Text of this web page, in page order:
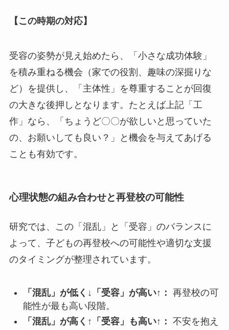
【この時期の対応】
受容の姿勢が見え始めたら、「小さな成功体験」
を積み重ねる機会（家での役割、趣味の深掘りな
ど）を提供し、「主体性」を尊重することが回復
の大きな後押しとなります。たとえば上記「工
作」なら、「ちょうど〇〇が欲しいと思っていた
の、お願いしても良い？」と機会を与えてあげる
ことも有効です。
心理状態の組み合わせと再登校の可能性
研究では、この「混乱」と「受容」のバランスに
よって、子どもの再登校への可能性や適切な支援
のタイミングが整理されています。
「混乱」が低く↓「受容」が高い↑： 再登校の可
能性が最も高い段階。
「混乱」が高く↑「受容」も高い↑： 不安を抱え